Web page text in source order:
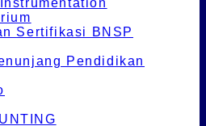
Sertifikasi BNSP
Pendidikan